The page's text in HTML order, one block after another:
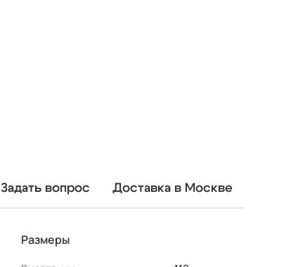
Задать вопрос Доставка в Москве
Размеры